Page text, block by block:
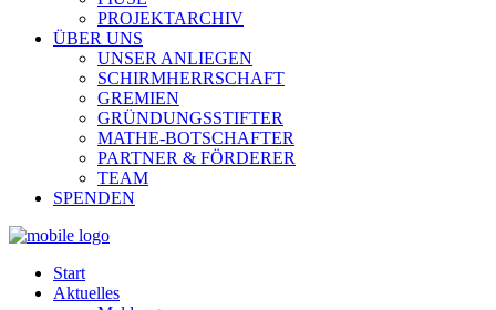
PROJEKTARCHIV
ÜBER UNS
UNSER ANLIEGEN
SCHIRMHERRSCHAFT
GREMIEN
GRÜNDUNGSSTIFTER
MATHE-BOTSCHAFTER
PARTNER & FÖRDERER
TEAM
SPENDEN
Start
Aktuelles